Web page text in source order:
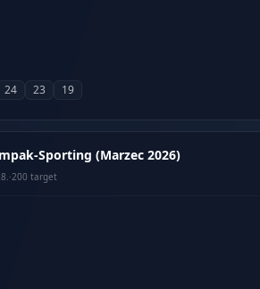
24 23 19
Sporting (Marzec 2026)
·200 target